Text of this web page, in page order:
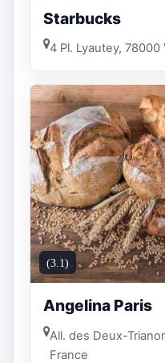
Starbucks
4 Pl. Lyautey, 78000
(3.1)
Angelina Paris
All. des Deux-
France